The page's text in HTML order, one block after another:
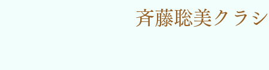
斉藤聡美クラ